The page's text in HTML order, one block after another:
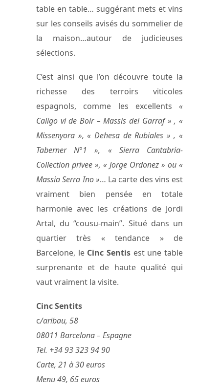
table en table… suggérant mets et vins
sur les conseils avisés du sommelier de
la maison…autour de judicieuses
sélections.
C’est ainsi que l’on découvre toute la
richesse des terroirs viticoles
espagnols, comme les excellents «
Caligo vi de Boir – Massis del Garraf » , «
Missenyora », « Dehesa de Rubiales » , «
Taberner N°1 », « Sierra Cantabria-
Collection privee », « Jorge Ordonez » ou «
Massia Serra Ino »… La carte des vins est
vraiment bien pensée en totale
harmonie avec les créations de Jordi
Artal, du “cousu-main”. Situé dans un
quartier très « tendance » de
Barcelone, le Cinc Sentis est une table
surprenante et de haute qualité qui
vaut vraiment la visite.
Cinc Sentits
c/aribau, 58
08011 Barcelona – Espagne
Tel. +34 93 323 94 90
Carte, 21 à 30 euros
Menu 49, 65 euros